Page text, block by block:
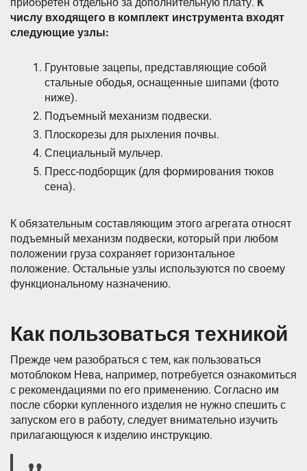
числу входящего в комплект инструмента входят
следующие узлы:
Грунтовые зацепы, представляющие собой
стальные ободья, оснащенные шипами (фото
ниже).
Подъемный механизм подвески.
Плоскорезы для рыхления почвы.
Специальный мульчер.
Пресс-подборщик (для формирования тюков
сена).
К обязательным составляющим этого агрегата относят
подъемный механизм подвески, который при любом
положении груза сохраняет горизонтальное
положение. Остальные узлы используются по своему
функциональному назначению.
Как пользоваться техникой
Прежде чем разобраться с тем, как пользоваться
мотоблоком Нева, например, потребуется ознакомиться
с рекомендациями по его применению. Согласно им
после сборки купленного изделия не нужно спешить с
запуском его в работу, следует внимательно изучить
прилагающуюся к изделию инструкцию.